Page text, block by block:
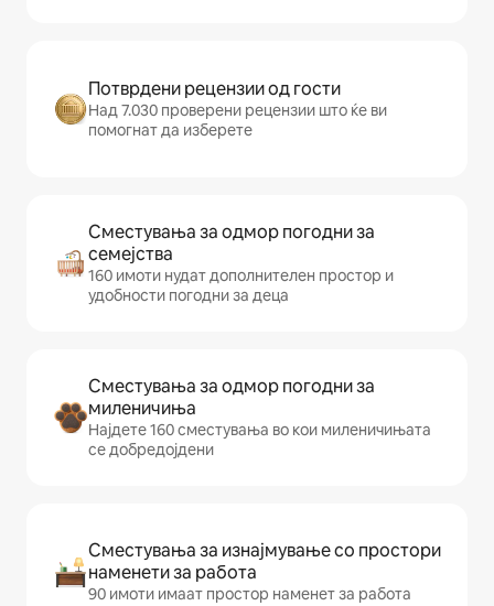
Потврдени рецензии од гости
Над 7.030 проверени рецензии што ќе ви
помогнат да изберете
Сместувања за одмор погодни за
семејства
160 имоти нудат дополнителен простор и
удобности погодни за деца
Сместувања за одмор погодни за
миленичиња
Најдете 160 сместувања во кои миленичињата
се добредојдени
Сместувања за изнајмување со простори
наменети за работа
90 имоти имаат простор наменет за работа